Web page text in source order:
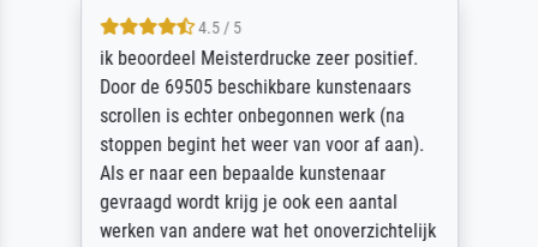
4.5 / 5
ik beoordeel Meisterdrucke zeer positief.
Door de 69505 beschikbare kunstenaars
scrollen is echter onbegonnen werk (na
stoppen begint het weer van voor af aan).
Als er naar een bepaalde kunstenaar
gevraagd wordt krijg je ook een aantal
werken van andere wat het onoverzichtelijk